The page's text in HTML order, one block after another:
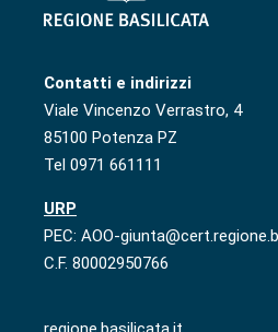
Contatti e indirizzi
Viale Vincenzo Verrastro, 4
85100 Potenza PZ
Tel 0971 661111
URP
PEC: AOO-
C.F. 80002950766